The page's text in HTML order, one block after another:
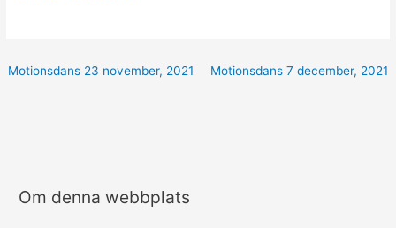
Motionsdans 23 november, 2021 Motionsdans 7 december, 2021
Om denna webbplats